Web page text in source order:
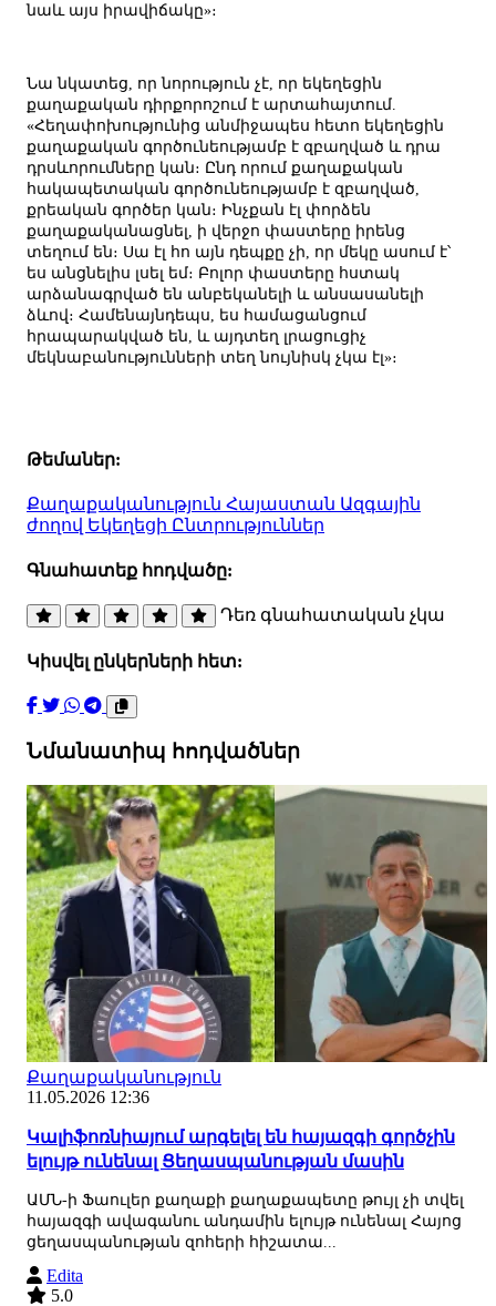
նաև այս իրավիճակը»։
Նա նկատեց, որ նորություն չէ, որ եկեղեցին
քաղաքական դիրքորոշում է արտահայտում.
«Հեղափոխությունից անմիջապես հետո եկեղեցին
քաղաքական գործունեությամբ է զբաղված և դրա
դրսևորումները կան։ Ընդ որում քաղաքական
հակապետական գործունեությամբ է զբաղված,
քրեական գործեր կան։ Ինչքան էլ փորձեն
քաղաքականացնել, ի վերջո փաստերը իրենց
տեղում են։ Սա էլ հո այն դեպքը չի, որ մեկը ասում է՝
ես անցնելիս լսել եմ։ Բոլոր փաստերը հստակ
արձանագրված են անբեկանելի և անսասանելի
ձևով։ Համենայնդեպս, ես համացանցում
հրապարակված են, և այդտեղ լրացուցիչ
մեկնաբանությունների տեղ նույնիսկ չկա էլ»։
Թեմաներ:
Քաղաքականություն Հայաստան Ազգային
ժողով Եկեղեցի Ընտրություններ
Գնահատեք հոդվածը:
Դեռ գնահատական չկա
Կիսվել ընկերների հետ:
Նմանատիպ հոդվածներ
Քաղաքականություն
11.05.2026 12:36
Կալիֆոռնիայում արգելել են հայազգի գործչին
ելույթ ունենալ Ցեղասպանության մասին
ԱՄՆ-ի Ֆաուլեր քաղաքի քաղաքապետը թույլ չի տվել
հայազգի ավագանու անդամին ելույթ ունենալ Հայոց
ցեղասպանության զոհերի հիշատա...
Edita
5.0